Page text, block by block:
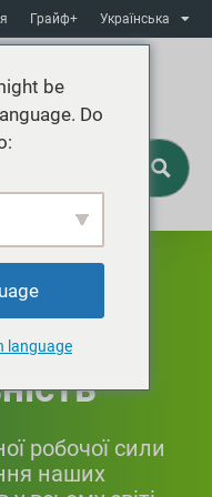
Грайф+ Українська
та
робочої сили
наших
be
Do
language